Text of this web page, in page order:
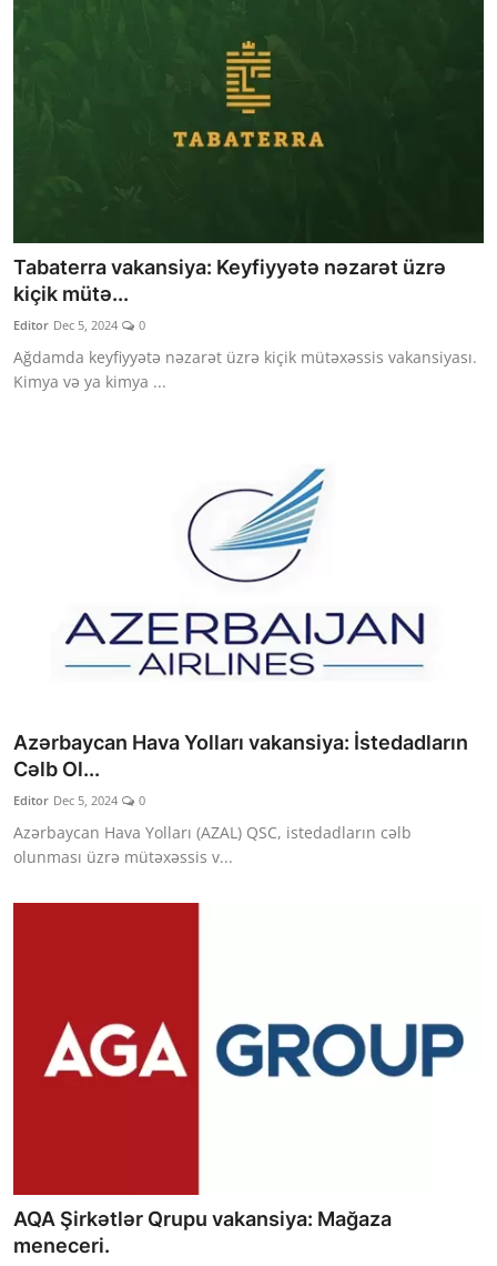
Tabaterra vakansiya: Keyfiyyətə nəzarət üzrə
kiçik mütə...
Editor Dec 5, 2024 0
Ağdamda keyfiyyətə nəzarət üzrə kiçik mütəxəssis vakansiyası.
Kimya və ya kimya ...
Azərbaycan Hava Yolları vakansiya: İstedadların
Cəlb Ol...
Editor Dec 5, 2024 0
Azərbaycan Hava Yolları (AZAL) QSC, istedadların cəlb
olunması üzrə mütəxəssis v...
AQA Şirkətlər Qrupu vakansiya: Mağaza
meneceri.